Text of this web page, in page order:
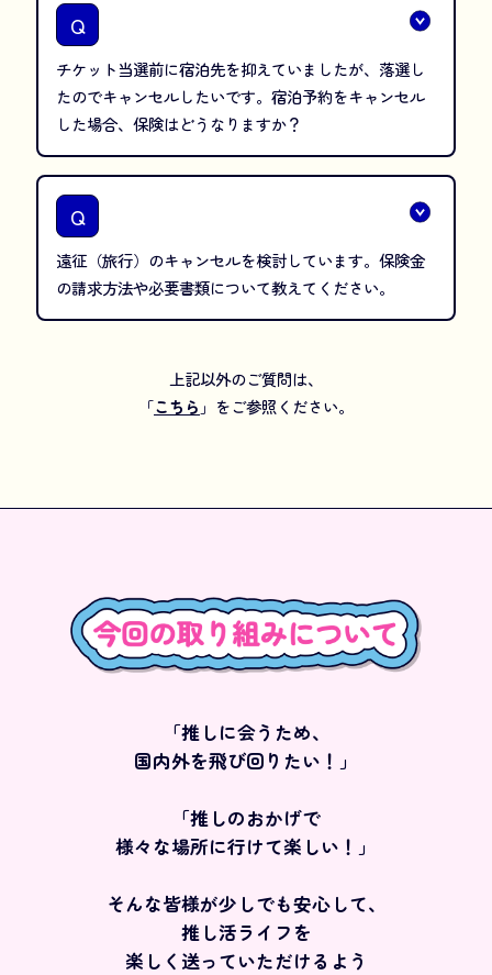
Q
チケット当選前に宿泊先を抑えていましたが、落選し
たのでキャンセルしたいです。宿泊予約をキャンセル
した場合、保険はどうなりますか？
Q
遠征（旅行）のキャンセルを検討しています。保険金
の請求方法や必要書類について教えてください。
上記以外のご質問は、
「こちら 」をご参照ください。
「推しに会うため、
国内外を飛び回りたい！」
「推しのおかげで
様々な場所に行けて楽しい！」
そんな皆様が少しでも安心して、
推し活ライフを
楽しく送っていただけるよう